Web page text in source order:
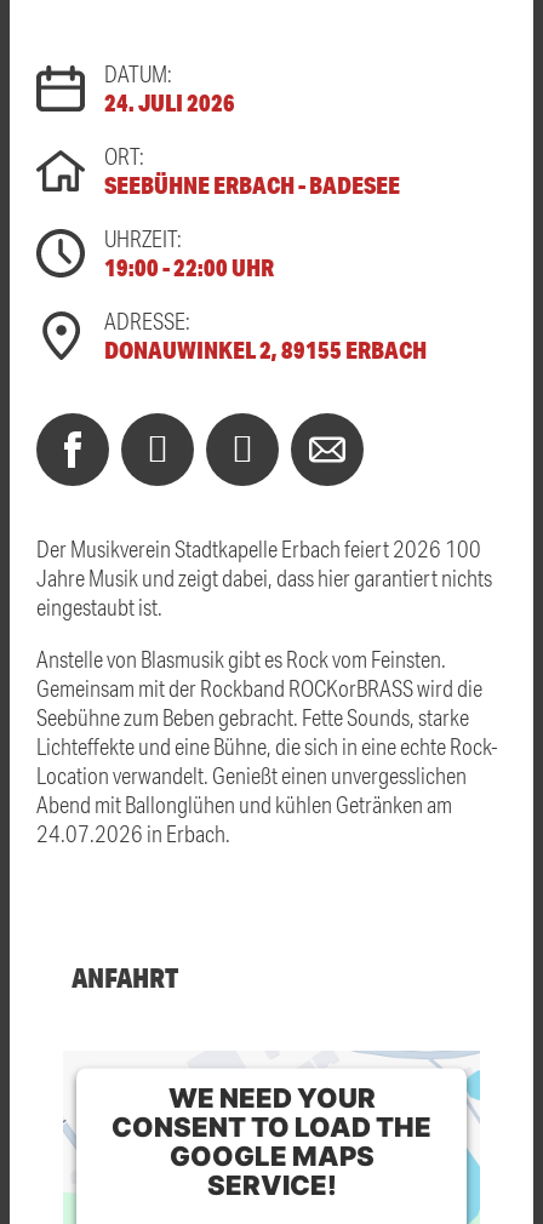
DATUM:
24. JULI 2026
ORT:
SEEBÜHNE ERBACH - BADESEE
UHRZEIT:
19:00 - 22:00 UHR
ADRESSE:
DONAUWINKEL 2, 89155 ERBACH
Der Musikverein Stadtkapelle Erbach feiert 2026 100
Jahre Musik und zeigt dabei, dass hier garantiert nichts
eingestaubt ist.
Anstelle von Blasmusik gibt es Rock vom Feinsten.
Gemeinsam mit der Rockband ROCKorBRASS wird die
Seebühne zum Beben gebracht. Fette Sounds, starke
Lichteffekte und eine Bühne, die sich in eine echte Rock-
Location verwandelt. Genießt einen unvergesslichen
Abend mit Ballonglühen und kühlen Getränken am
24.07.2026 in Erbach.
ANFAHRT
WE NEED YOUR
CONSENT TO LOAD THE
GOOGLE MAPS
SERVICE!